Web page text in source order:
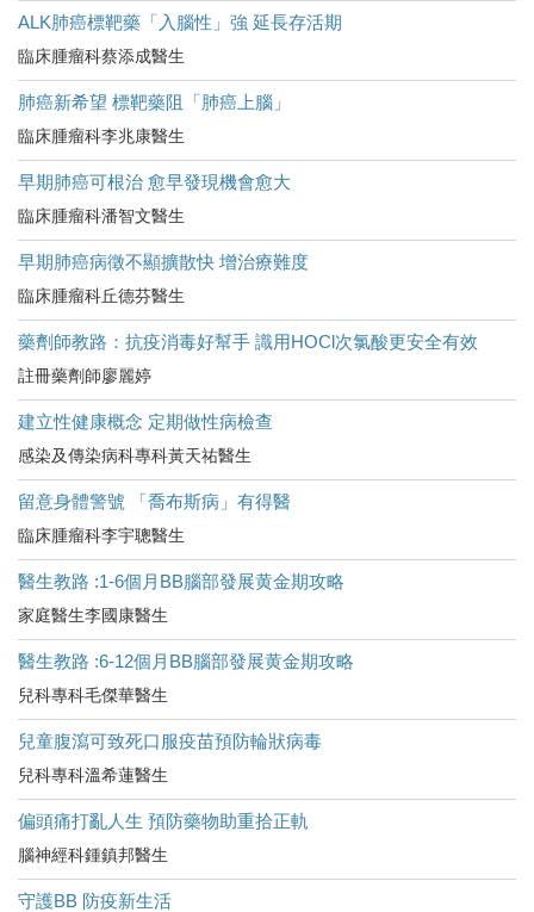
ALK肺癌標靶藥「入腦性」強 延長存活期
臨床腫瘤科蔡添成醫生
肺癌新希望 標靶藥阻「肺癌上腦」
臨床腫瘤科李兆康醫生
早期肺癌可根治 愈早發現機會愈大
臨床腫瘤科潘智文醫生
早期肺癌病徵不顯擴散快 增治療難度
臨床腫瘤科丘德芬醫生
藥劑師教路：抗疫消毒好幫手 識用HOCl次氯酸更安全有效
註冊藥劑師廖麗婷
建立性健康概念 定期做性病檢查
感染及傳染病科專科黃天祐醫生
留意身體警號 「喬布斯病」有得醫
臨床腫瘤科李宇聰醫生
醫生教路 :1-6個月BB腦部發展黄金期攻略
家庭醫生李國康醫生
醫生教路 :6-12個月BB腦部發展黄金期攻略
兒科專科毛傑華醫生
兒童腹瀉可致死口服疫苗預防輪狀病毒
兒科專科溫希蓮醫生
偏頭痛打亂人生 預防藥物助重拾正軌
腦神經科鍾鎮邦醫生
守護BB 防疫新生活